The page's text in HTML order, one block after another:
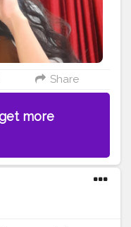
#uniquecreator
Share
more